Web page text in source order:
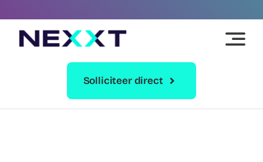
content
Solliciteer direct